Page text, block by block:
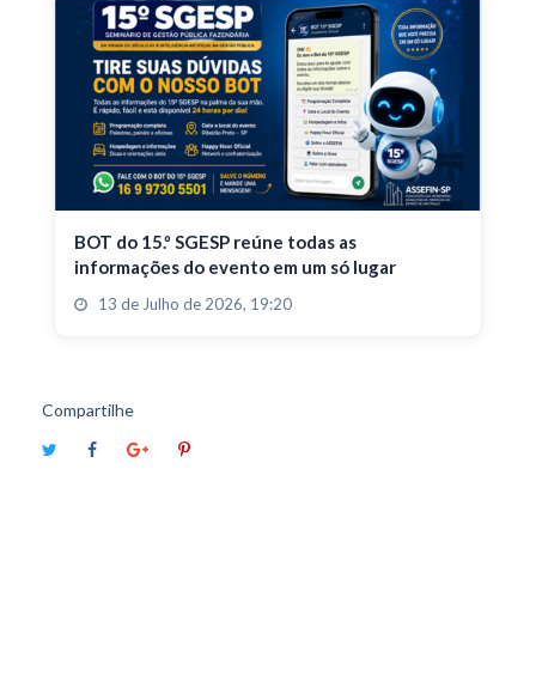
BOT do 15.º SGESP reúne todas as
informações do evento em um só lugar
13 de Julho de 2026, 19:20
Compartilhe